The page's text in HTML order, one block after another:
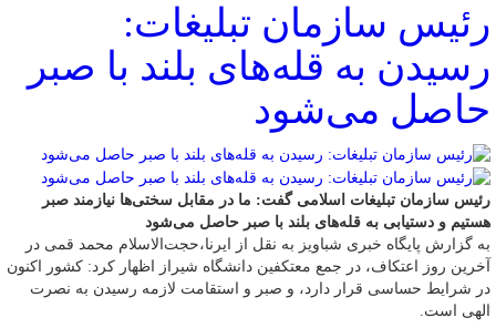
رئیس سازمان تبلیغات:
رسیدن به قله‌های بلند با صبر
حاصل می‌شود
رئیس سازمان تبلیغات اسلامی گفت: ما در مقابل سختی‌ها نیازمند صبر
هستیم و دستیابی به قله‌های بلند با صبر حاصل می‌شود
به گزارش پایگاه خبری شباویز به نقل از ایرنا،حجت‌الاسلام محمد قمی در
آخرین روز اعتکاف، در جمع معتکفین دانشگاه شیراز اظهار کرد: کشور اکنون
در شرایط حساسی قرار دارد، و صبر و استقامت لازمه رسیدن به نصرت
الهی است.